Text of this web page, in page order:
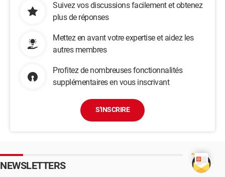
Suivez vos discussions facilement et obtenez
plus de réponses
Mettez en avant votre expertise et aidez les
autres membres
Profitez de nombreuses fonctionnalités
supplémentaires en vous inscrivant
S'INSCRIRE
NEWSLETTERS